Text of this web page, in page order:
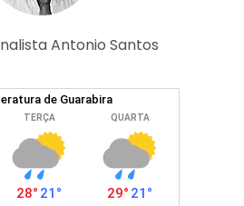
Antonio Santos